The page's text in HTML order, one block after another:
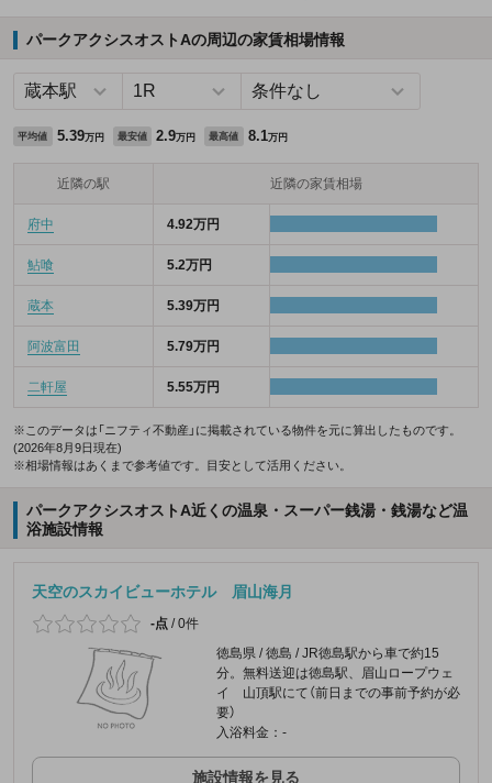
パークアクシスオストAの周辺の家賃相場情報
平均値 5.39万円 最安値 2.9万円 最高値 8.1万円
近隣の駅 近隣の家賃相場
府中 4.92万円
鮎喰 5.2万円
蔵本 5.39万円
阿波富田 5.79万円
二軒屋 5.55万円
※このデータは「ニフティ不動産」に掲載されている物件を元に算出したものです。
(2026年8月9日現在)
※相場情報はあくまで参考値です。目安として活用ください。
パークアクシスオストA近くの温泉・スーパー銭湯・銭湯など温
浴施設情報
天空のスカイビューホテル 眉山海月
-点 /0件
徳島県 / 徳島 / JR徳島駅から車で約15
分。無料送迎は徳島駅、眉山ロープウェ
イ 山頂駅にて（前日までの事前予約が必
要）
入浴料金：-
施設情報を見る